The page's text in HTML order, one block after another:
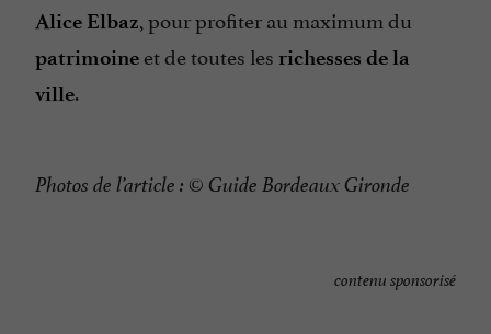
Alice Elbaz, pour profiter au maximum du
patrimoine et de toutes les richesses de la
ville.
Photos de l’article : © Guide Bordeaux Gironde
contenu sponsorisé